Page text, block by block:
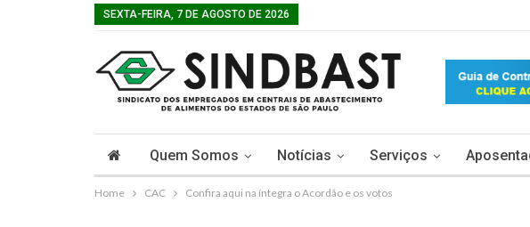
SEXTA-FEIRA, 7 DE AGOSTO DE 2026
Quem Somos Notícias Serviços
Home CAC Confira aqui na íntegra o Acordão e os votos